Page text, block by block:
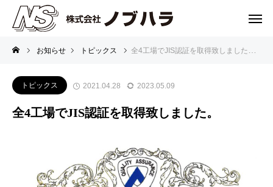
お知らせ トピックス 全4工場でJIS認証を取得致しました。
トピックス 2021.04.28 2023.05.09
全4工場でJIS認証を取得致しました。